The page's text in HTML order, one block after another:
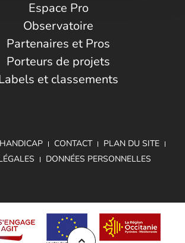
Espace Pro
Observatoire
Partenaires et Pros
Porteurs de projets
et classements
CONTACT
PLAN DU SITE
DONNÉES PERSONNELLES